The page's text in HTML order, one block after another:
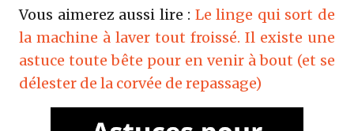
Vous aimerez aussi lire : Le linge qui sort de
la machine à laver tout froissé. Il existe une
astuce toute bête pour en venir à bout (et se
délester de la corvée de repassage)